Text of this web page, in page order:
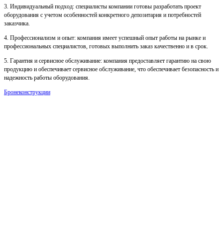
3. Индивидуальный подход: специалисты компании готовы разработать проект
оборудования с учетом особенностей конкретного депозитария и потребностей
заказчика.
4. Профессионализм и опыт: компания имеет успешный опыт работы на рынке и
профессиональных специалистов, готовых выполнить заказ качественно и в срок.
5. Гарантия и сервисное обслуживание: компания предоставляет гарантию на свою
продукцию и обеспечивает сервисное обслуживание, что обеспечивает безопасность и
надежность работы оборудования.
Бронеконструкции